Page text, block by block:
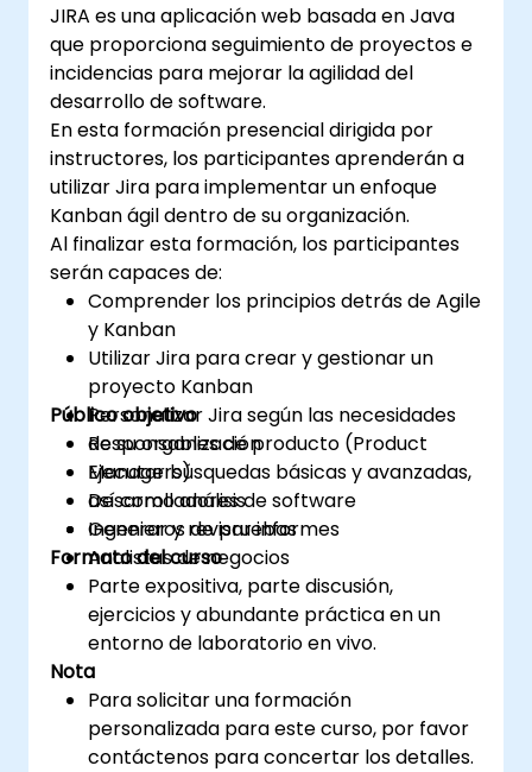
JIRA es una aplicación web basada en Java
que proporciona seguimiento de proyectos e
incidencias para mejorar la agilidad del
desarrollo de software.
En esta formación presencial dirigida por
instructores, los participantes aprenderán a
utilizar Jira para implementar un enfoque
Kanban ágil dentro de su organización.
Al finalizar esta formación, los participantes
serán capaces de:
Comprender los principios detrás de Agile
y Kanban
Utilizar Jira para crear y gestionar un
proyecto Kanban
Personalizar Jira según las necesidades
de su organización
Ejecutar búsquedas básicas y avanzadas,
así como análisis
Generar y revisar informes
Público objetivo
Responsables de producto (Product
Managers)
Desarrolladores de software
Ingenieros de pruebas
Analistas de negocios
Formato del curso
Parte expositiva, parte discusión,
ejercicios y abundante práctica en un
entorno de laboratorio en vivo.
Nota
Para solicitar una formación
personalizada para este curso, por favor
contáctenos para concertar los detalles.